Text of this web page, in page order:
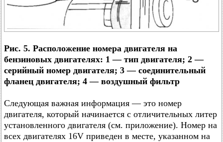
Рис. 5. Расположение номера двигателя на
бензиновых двигателях: 1 — тип двигателя; 2 —
серийный номер двигателя; 3 — соединительный
фланец двигателя; 4 — воздушный фильтр
Следующая важная информация — это номер
двигателя, который начинается с отличительных литер
установленного двигателя (см. приложение). Номер на
всех двигателях 16V приведен в месте, указанном на